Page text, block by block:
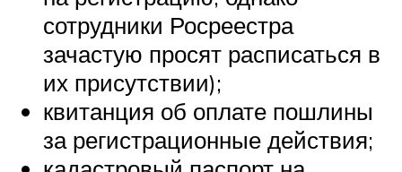
сотрудники Росреестра
зачастую просят расписаться в
их присутствии);
квитанция об оплате пошлины
за регистрационные действия;